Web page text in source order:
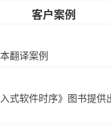
客户案例
翻译案例
式软件时序》图书提供